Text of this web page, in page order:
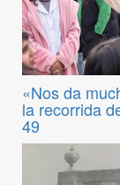
«Nos da
la recorrida
49